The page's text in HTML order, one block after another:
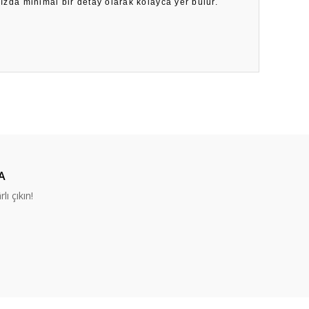
minimal bir detay olarak kolayca yer bulur.
çıkın!